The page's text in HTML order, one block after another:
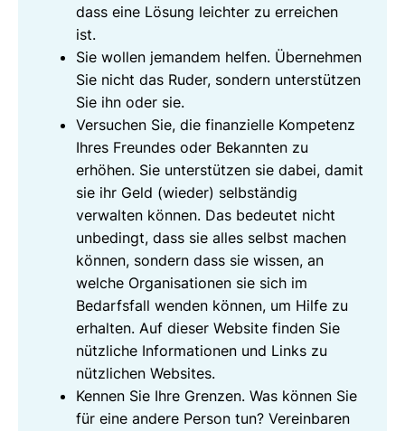
dass eine Lösung leichter zu erreichen
ist.
Sie wollen jemandem helfen. Übernehmen
Sie nicht das Ruder, sondern unterstützen
Sie ihn oder sie.
Versuchen Sie, die finanzielle Kompetenz
Ihres Freundes oder Bekannten zu
erhöhen. Sie unterstützen sie dabei, damit
sie ihr Geld (wieder) selbständig
verwalten können. Das bedeutet nicht
unbedingt, dass sie alles selbst machen
können, sondern dass sie wissen, an
welche Organisationen sie sich im
Bedarfsfall wenden können, um Hilfe zu
erhalten. Auf dieser Website finden Sie
nützliche Informationen und Links zu
nützlichen Websites.
Kennen Sie Ihre Grenzen. Was können Sie
für eine andere Person tun? Vereinbaren